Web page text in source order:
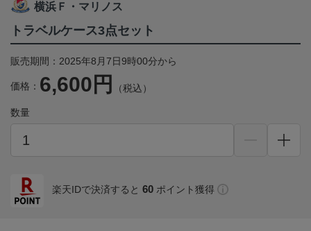
横浜Ｆ・マリノス
トラベルケース3点セット
販売期間：2025年8月7日9時00分から
価格： 6,600円 （税込）
数量
楽天IDで決済すると 60 ポイント獲得